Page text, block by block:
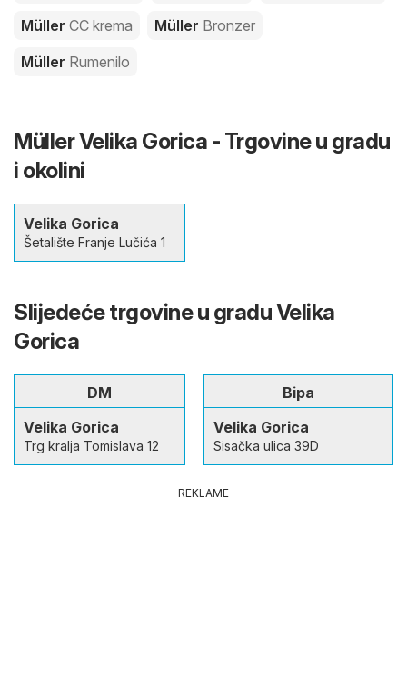
Müller CC krema Müller Bronzer
Müller Rumenilo
Müller Velika Gorica - Trgovine u gradu
i okolini
Velika Gorica
Šetalište Franje Lučića 1
Slijedeće trgovine u gradu Velika
Gorica
DM
Velika Gorica
Trg kralja Tomislava 12
Bipa
Velika Gorica
Sisačka ulica 39D
REKLAME